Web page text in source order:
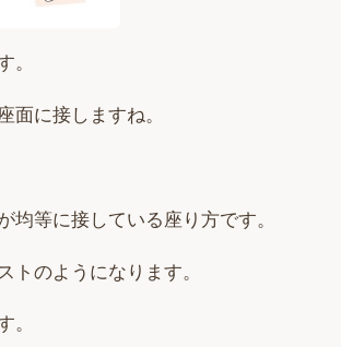
。
面に接しますね。
均等に接している座り方です。
トのようになります。
。